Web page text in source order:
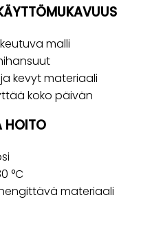
malli
kevyt materiaali
koko päivän
HOITO
°C
materiaali